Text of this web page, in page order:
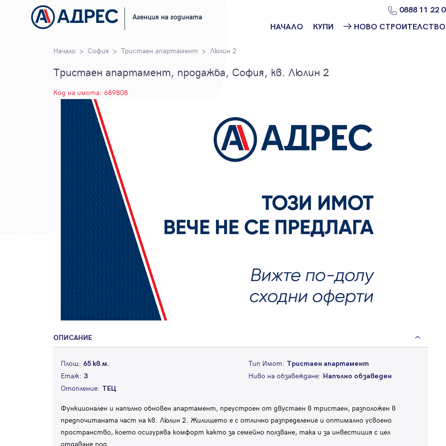
Агенция на годината
0888 11 22
НАЧАЛО КУПИ
Защо да купя
НОВО СТРОИТЕЛСТВО
строителство
строителство
Начало София Тристаен апартамент Люлин 2
Тристаен апартамент, продажба, София, кв. Люлин 2
Код на имота: 689808
ОПИСАНИЕ
Площ: 65 кв.м. Тип Имот: Тристаен апартамент
Етаж: 3 Ниво на обзавеждане: Напълно обзаведен
Отопление: ТЕЦ
Функционален и напълно обновен апартамент, преустроен от двустаен в тристаен, разположен в
предпочитаната част на кв. Люлин 2. Жилището е с отлично разпределение и оптимално усвоено
пространство, което осигурява комфорт както за семейно ползване, така и за инвестиция с цел
отдаване под ...